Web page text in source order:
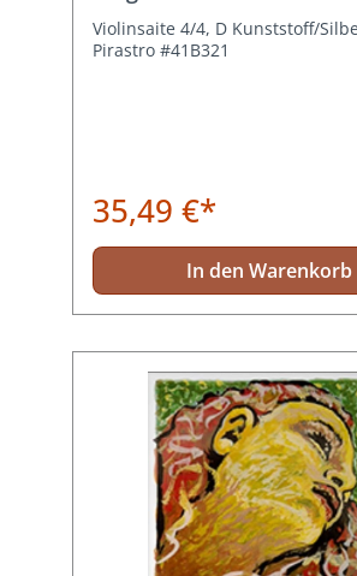
Violinsaite 4/4, D Kunststoff/
Pirastro #41B321
35,49 €*
In den Warenkorb